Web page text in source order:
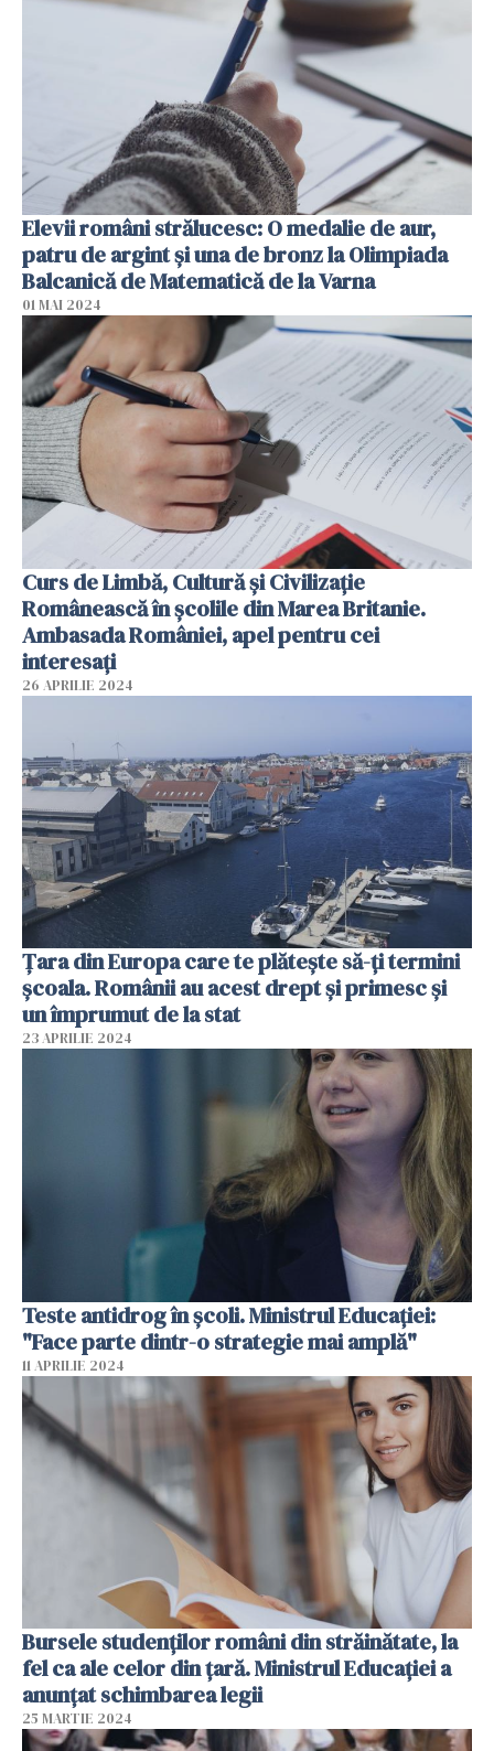
Elevii români strălucesc: O medalie de aur,
patru de argint şi una de bronz la Olimpiada
Balcanică de Matematică de la Varna
01 MAI 2024
Curs de Limbă, Cultură și Civilizație
Românească în școlile din Marea Britanie.
Ambasada României, apel pentru cei
interesați
26 APRILIE 2024
Țara din Europa care te plătește să-ți termini
școala. Românii au acest drept și primesc și
un împrumut de la stat
23 APRILIE 2024
Teste antidrog în școli. Ministrul Educației:
"Face parte dintr-o strategie mai amplă"
11 APRILIE 2024
Bursele studenților români din străinătate, la
fel ca ale celor din țară. Ministrul Educației a
anunțat schimbarea legii
25 MARTIE 2024